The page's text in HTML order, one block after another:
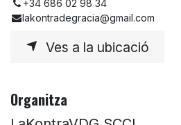
+34 686 02 98 34
lakontradegracia@gmail.com
Ves a la ubicació
Organitza